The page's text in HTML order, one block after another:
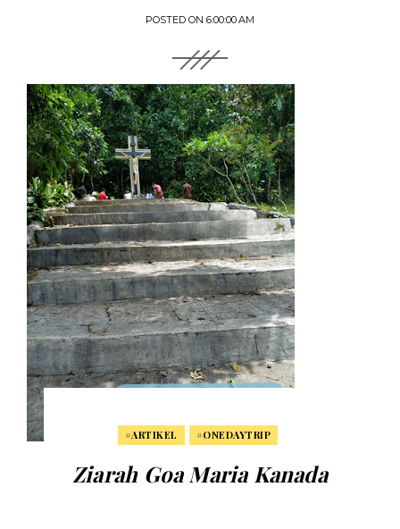
POSTED ON 6:00:00 AM
#ARTIKEL #ONEDAYTRIP
Ziarah Goa Maria Kanada